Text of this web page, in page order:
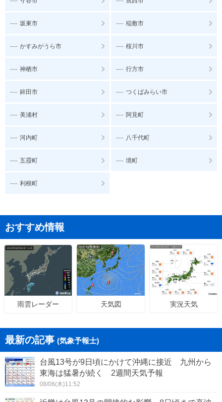
--- 坂東市 --- 稲敷市
--- かすみがうら市 --- 桜川市
--- 神栖市 --- 行方市
--- 鉾田市 --- つくばみらい市
--- 美浦村 --- 阿見町
--- 河内町 --- 八千代町
--- 五霞町 --- 境町
--- 利根町
おすすめ情報
雨雲レーダー 天気図 実況天気
最新の記事 (気象予報士)
台風13号が9日頃にかけて沖縄に接近 九州から
東海は猛暑が続く 2週間天気予報
08/06(木)11:52